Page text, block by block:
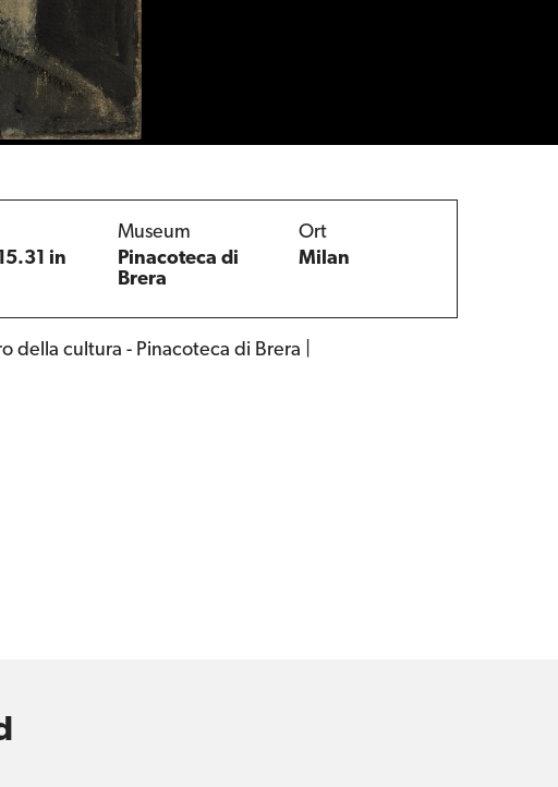
in
Museum
Pinacoteca di
Brera
Ort
Milan
cultura - Pinacoteca di Brera |